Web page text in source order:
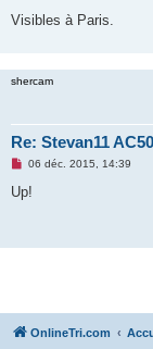
Visibles à Paris.
shercam
Re: Stevan11
M
s
06 déc. 2015, 14:39
Up!
OnlineTri.com